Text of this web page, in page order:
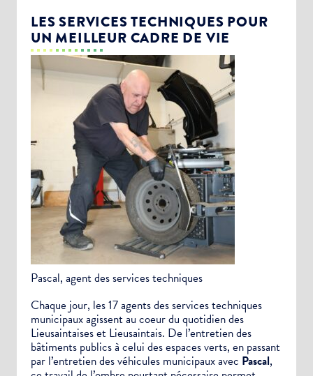
LES SERVICES TECHNIQUES POUR
UN MEILLEUR CADRE DE VIE
Pascal, agent des services techniques
Chaque jour, les 17 agents des services techniques
municipaux agissent au coeur du quotidien des
Lieusaintaises et Lieusaintais. De l’entretien des
bâtiments publics à celui des espaces verts, en passant
par l’entretien des véhicules municipaux avec Pascal,